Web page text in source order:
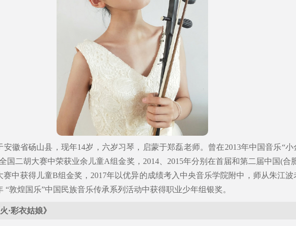
安徽省砀山县，现年14岁，六岁习琴，启蒙于郑磊老师。曾在2013年中国音乐“小
国二胡大赛中荣获业余儿童A组金奖，2014、2015年分别在首届和第二届中国(合
赛中获得儿童B组金奖，2017年以优异的成绩考入中央音乐学院附中，师从朱江波
“敦煌国乐”中国民族音乐传承系列活动中获得职业少年组银奖。
·彩衣姑娘》